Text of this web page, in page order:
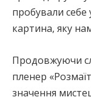
пробували себе
картина, яку
Продовжуючи
пленер
значення